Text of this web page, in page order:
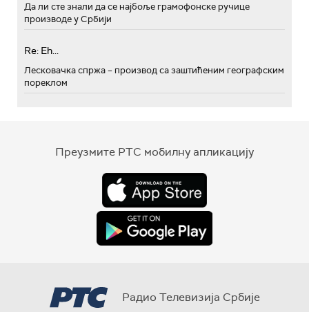
Да ли сте знали да се најбоље грамофонске ручице
производе у Србији
Re: Eh...
Лесковачка спржа – производ са заштићеним географским
пореклом
Преузмите РТС мобилну апликацију
Радио Телевизија Србије